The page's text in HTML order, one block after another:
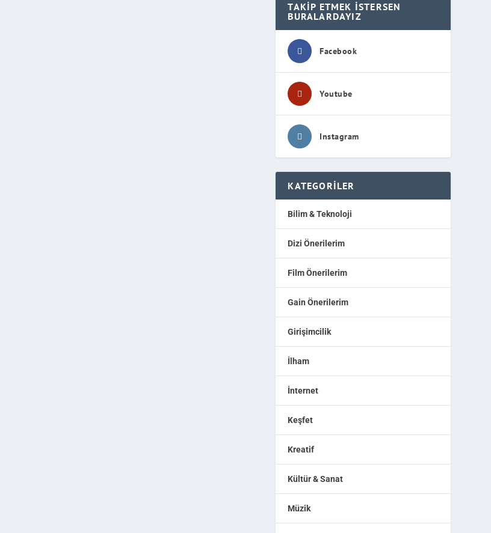
TAKIP ETMEK İSTERSEN
BURALARDAYIZ
Facebook
Youtube
Instagram
KATEGORILER
Bilim & Teknoloji
Dizi Önerilerim
Film Önerilerim
Gain Önerilerim
Girişimcilik
İlham
İnternet
Keşfet
Kreatif
Kültür & Sanat
Müzik